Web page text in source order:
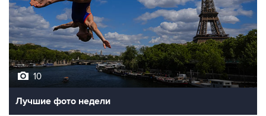
10
Лучшие фото недели